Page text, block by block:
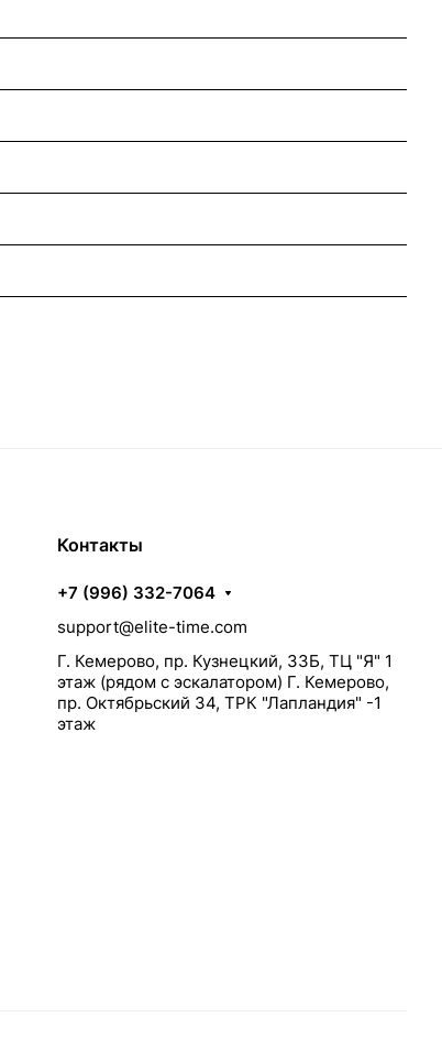
Контакты
+7 (996) 332-7064
support@elite-time.com
Г. Кемерово, пр. Кузнецкий, 33Б, ТЦ "Я" 1
этаж (рядом с эскалатором) Г. Кемерово,
пр. Октябрьский 34, ТРК "Лапландия" -1
этаж